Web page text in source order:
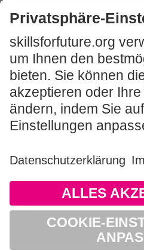
Impulsworkshop buchen!
JETZT
Impressum und
AGB
Datenschutz
Sitemap